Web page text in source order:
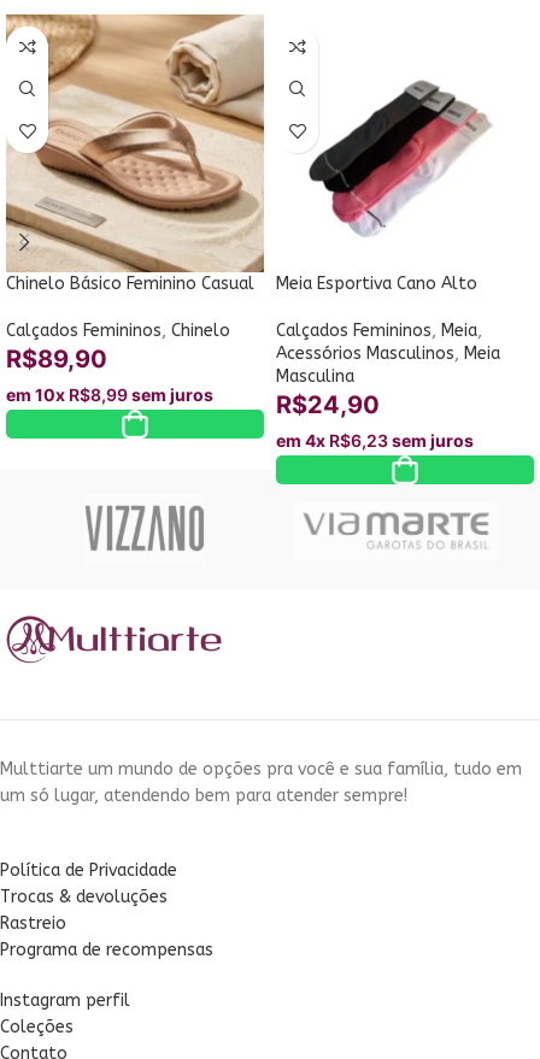
Chinelo Básico Feminino Casual
8224.866
Calçados Femininos, Chinelo
R$89,90
em 10x R$8,99sem juros
Meia Esportiva Cano Alto
Calçados Femininos, Meia,
Acessórios Masculinos, Meia
Masculina
R$24,90
em 4x R$6,23sem juros
Multtiarte um mundo de opções pra você e sua família, tudo em
um só lugar, atendendo bem para atender sempre!
Política de Privacidade
Trocas & devoluções
Rastreio
Programa de recompensas
Instagram perfil
Coleções
Contato